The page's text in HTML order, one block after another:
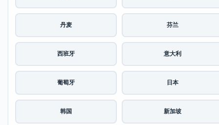
丹麦 芬兰
西班牙 意大利
葡萄牙 日本
韩国 新加坡